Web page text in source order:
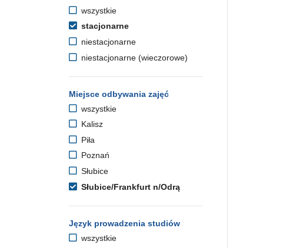
wszystkie
stacjonarne
niestacjonarne
niestacjonarne (wieczorowe)
Miejsce odbywania zajęć
wszystkie
Kalisz
Piła
Poznań
Słubice
Słubice/Frankfurt n/Odrą
Język prowadzenia studiów
wszystkie